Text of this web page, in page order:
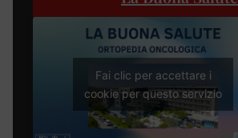
Fai clic per accettare i
cookie per questo servizio